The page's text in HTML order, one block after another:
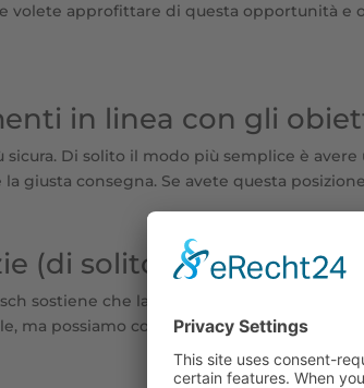
volete approfittare di questa opportunità e
in linea con gli
sicura. Di solito il modo più semplice è
giusta consegna. Se avete questa
(di solito da parte
sostiene che la sicurezza dei nostri
ma possiamo consigliarvi e aiutarvi a